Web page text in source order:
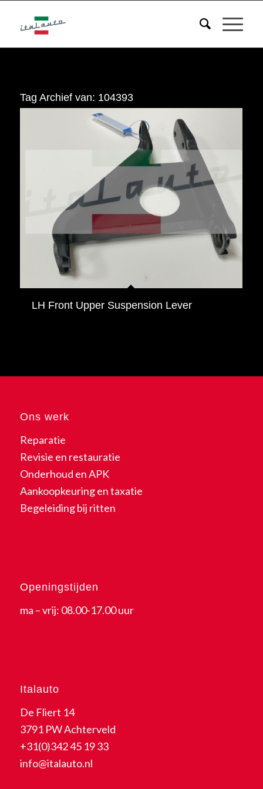
Tag Archief van: 104393
LH Front Upper Suspension Lever
Ons werk
Reparatie
Revisie en restauratie
Onderhoud en APK
Aankoopkeuring en taxatie
Begeleiding bij ritten
Openingstijden
ma – vrij: 08.00-17.00 uur
Italauto
De Fliert 14
3791 PW Achterveld
+31(0)342 45 19 33
info@italauto.nl